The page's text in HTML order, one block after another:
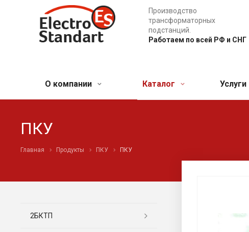
Производство
трансформаторных
подстанций.
Работаем по всей РФ и СНГ
О компании Каталог Услуги
ПКУ
Главная Продукты ПКУ ПКУ
2БКТП